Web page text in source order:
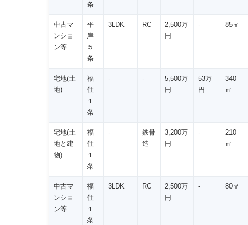
条
中古マ
ンショ
ン等
平
岸
５
条
3LDK RC
2,500万
円
- 85㎡
宅地(土
地)
福
住
１
条
- -
5,500万
円
53万
円
340
㎡
宅地(土
地と建
物)
福
住
１
条
-
鉄骨
造
3,200万
円
-
210
㎡
中古マ
ンショ
ン等
福
住
１
条
3LDK RC
2,500万
円
- 80㎡